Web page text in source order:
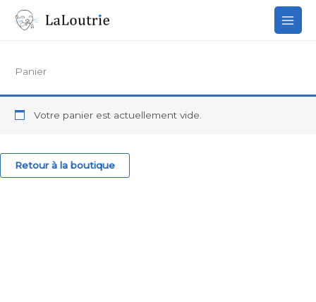
Panier
Votre panier est actuellement vide.
Retour à la boutique